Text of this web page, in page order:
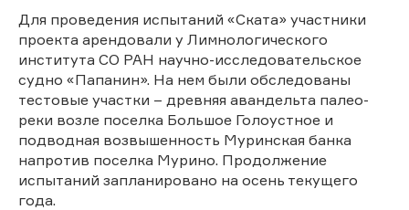
Для проведения испытаний «Ската» участники
проекта арендовали у Лимнологического
института СО РАН научно-исследовательское
судно «Папанин». На нем были обследованы
тестовые участки – древняя авандельта палео-
реки возле поселка Большое Голоустное и
подводная возвышенность Муринская банка
напротив поселка Мурино. Продолжение
испытаний запланировано на осень текущего
года.